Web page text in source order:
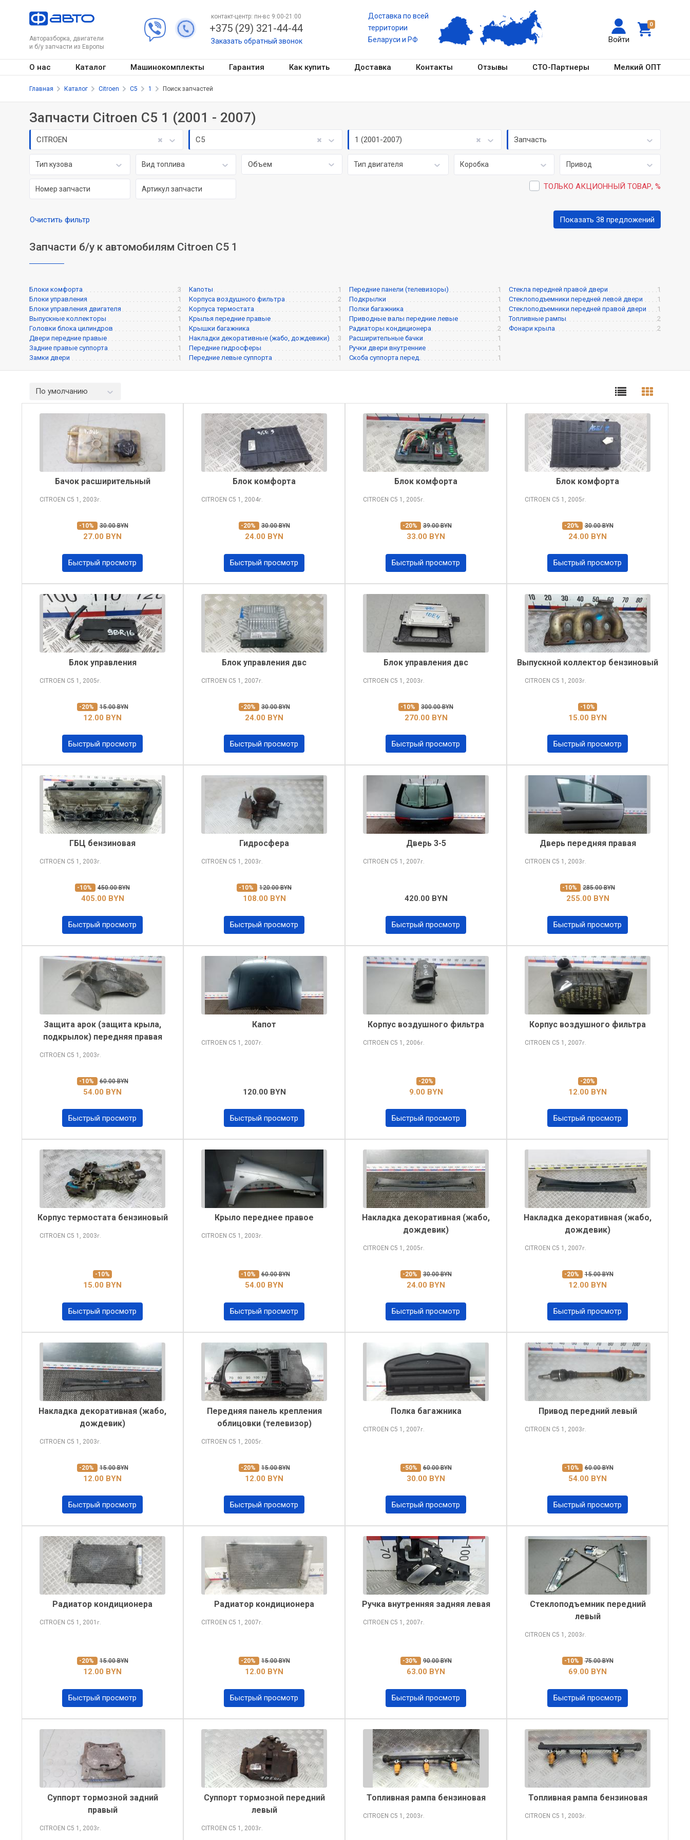
Авторазборка, двигатели
и б/у запчасти из Европы
0
Войти
контакт-центр: пн-вс 9:00-21:00
+375 (29) 321-44-44
Заказать обратный звонок
Доставка по всей
территории
Беларуси и РФ
О нас Каталог Машинокомплекты Гарантия Как купить Доставка Контакты Отзывы СТО-Партнеры Мелкий ОПТ
Главная Каталог Citroen C5 1 Поиск запчастей
Запчасти Citroen C5 1 (2001 - 2007)
CITROEN C5 1 (2001-2007) Запчасть
Тип кузова Вид топлива Объем Тип двигателя Коробка Привод
ТОЛЬКО АКЦИОННЫЙ ТОВАР, %
Очистить фильтр Показать 38 предложений
Запчасти б/у к автомобилям Citroen C5 1
Блоки комфорта
3
Блоки управления
1
Блоки управления двигателя
2
Выпускные коллекторы
1
Головки блока цилиндров
1
Двери передние правые
1
Задние правые суппорта
1
Замки двери
1
Капоты
1
Корпуса воздушного фильтра
2
Корпуса термостата
1
Крылья передние правые
1
Крышки багажника
1
Накладки декоративные (жабо, дождевики)
3
Передние гидросферы
1
Передние левые суппорта
1
Передние панели (телевизоры)
1
Подкрылки
1
Полки багажника
1
Приводные валы передние левые
1
Радиаторы кондиционера
2
Расширительные бачки
1
Ручки двери внутренние
1
Скоба суппорта перед.
1
Стекла передней правой двери
1
Стеклоподъемники передней левой двери
1
Стеклоподъемники передней правой двери
1
Топливные рампы
2
Фонари крыла
2
По умолчанию
Бачок расширительный
CITROEN C5 1, 2003г.
-10% 30.00 BYN
27.00 BYN
Быстрый просмотр
Блок комфорта
CITROEN C5 1, 2004г.
-20% 30.00 BYN
24.00 BYN
Быстрый просмотр
Блок комфорта
CITROEN C5 1, 2005г.
-20% 39.00 BYN
33.00 BYN
Быстрый просмотр
Блок комфорта
CITROEN C5 1, 2005г.
-20% 30.00 BYN
24.00 BYN
Быстрый просмотр
Блок управления
CITROEN C5 1, 2005г.
-20% 15.00 BYN
12.00 BYN
Быстрый просмотр
Блок управления двс
CITROEN C5 1, 2007г.
-20% 30.00 BYN
24.00 BYN
Быстрый просмотр
Блок управления двс
CITROEN C5 1, 2003г.
-10% 300.00 BYN
270.00 BYN
Быстрый просмотр
Выпускной коллектор бензиновый
CITROEN C5 1, 2003г.
-10%
15.00 BYN
Быстрый просмотр
ГБЦ бензиновая
CITROEN C5 1, 2003г.
-10% 450.00 BYN
405.00 BYN
Быстрый просмотр
Гидросфера
CITROEN C5 1, 2003г.
-10% 120.00 BYN
108.00 BYN
Быстрый просмотр
Дверь 3-5
CITROEN C5 1, 2007г.
420.00 BYN
Быстрый просмотр
Дверь передняя правая
CITROEN C5 1, 2003г.
-10% 285.00 BYN
255.00 BYN
Быстрый просмотр
Защита арок (защита крыла,
подкрылок) передняя правая
CITROEN C5 1, 2003г.
-10% 60.00 BYN
54.00 BYN
Быстрый просмотр
Капот
CITROEN C5 1, 2007г.
120.00 BYN
Быстрый просмотр
Корпус воздушного фильтра
CITROEN C5 1, 2006г.
-20%
9.00 BYN
Быстрый просмотр
Корпус воздушного фильтра
CITROEN C5 1, 2007г.
-20%
12.00 BYN
Быстрый просмотр
Корпус термостата бензиновый
CITROEN C5 1, 2003г.
-10%
15.00 BYN
Быстрый просмотр
Крыло переднее правое
CITROEN C5 1, 2003г.
-10% 60.00 BYN
54.00 BYN
Быстрый просмотр
Накладка декоративная (жабо,
дождевик)
CITROEN C5 1, 2005г.
-20% 30.00 BYN
24.00 BYN
Быстрый просмотр
Накладка декоративная (жабо,
дождевик)
CITROEN C5 1, 2007г.
-20% 15.00 BYN
12.00 BYN
Быстрый просмотр
Накладка декоративная (жабо,
дождевик)
CITROEN C5 1, 2003г.
-20% 15.00 BYN
12.00 BYN
Быстрый просмотр
Передняя панель крепления
облицовки (телевизор)
CITROEN C5 1, 2005г.
-20% 15.00 BYN
12.00 BYN
Быстрый просмотр
Полка багажника
CITROEN C5 1, 2007г.
-50% 60.00 BYN
30.00 BYN
Быстрый просмотр
Привод передний левый
CITROEN C5 1, 2003г.
-10% 60.00 BYN
54.00 BYN
Быстрый просмотр
Радиатор кондиционера
CITROEN C5 1, 2001 г.
-20% 15.00 BYN
12.00 BYN
Быстрый просмотр
Радиатор кондиционера
CITROEN C5 1, 2007г.
-20% 15.00 BYN
12.00 BYN
Быстрый просмотр
Ручка внутренняя задняя левая
CITROEN C5 1, 2007г.
-30% 90.00 BYN
63.00 BYN
Быстрый просмотр
Стеклоподъемник передний
левый
CITROEN C5 1, 2003г.
-10% 75.00 BYN
69.00 BYN
Быстрый просмотр
Суппорт тормозной задний
правый
CITROEN C5 1, 2003г.
Суппорт тормозной передний
левый
CITROEN C5 1, 2003г.
Топливная рампа бензиновая
CITROEN C5 1, 2003г.
Топливная рампа бензиновая
CITROEN C5 1, 2003г.